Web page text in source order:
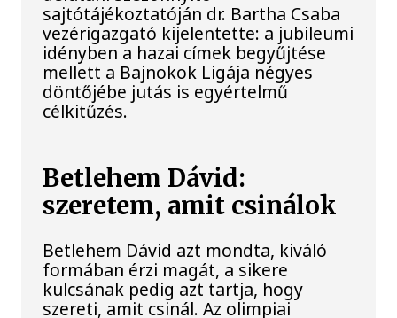
sajtótájékoztatóján dr. Bartha Csaba
vezérigazgató kijelentette: a jubileumi
idényben a hazai címek begyűjtése
mellett a Bajnokok Ligája négyes
döntőjébe jutás is egyértelmű
célkitűzés.
Betlehem Dávid:
szeretem, amit csinálok
Betlehem Dávid azt mondta, kiváló
formában érzi magát, a sikere
kulcsának pedig azt tartja, hogy
szereti, amit csinál. Az olimpiai